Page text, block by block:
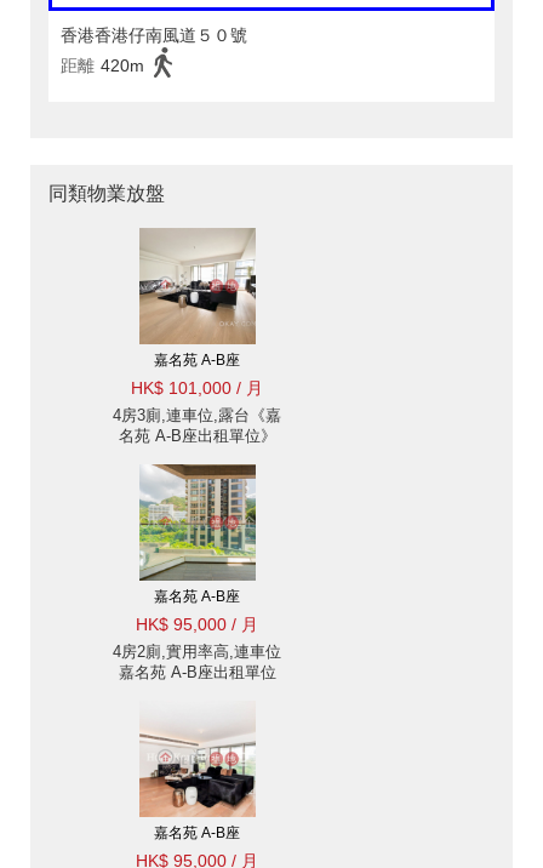
香港香港仔南風道５０號
距離 420m
同類物業放盤
嘉名苑 A-B座
HK$ 101,000 / 月
4房3廁,連車位,露台《嘉
名苑 A-B座出租單位》
嘉名苑 A-B座
HK$ 95,000 / 月
4房2廁,實用率高,連車位
嘉名苑 A-B座出租單位
嘉名苑 A-B座
HK$ 95,000 / 月